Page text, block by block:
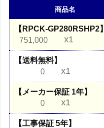
商品名
【RPCK-GP280RSHP2】
751,000
x1
【送料無料】
0
x1
【メーカー保証 1年】
0
x1
【工事保証 5年】